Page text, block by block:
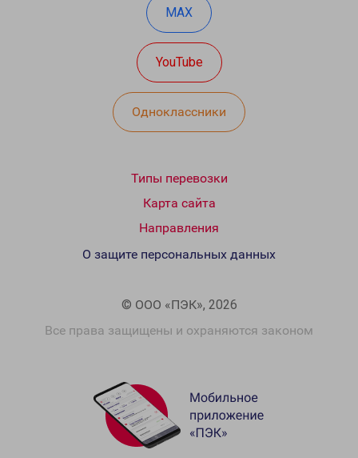
MAX
YouTube
Одноклассники
Типы перевозки
Карта сайта
Направления
© ООО «ПЭК», 2026
Все права защищены и охраняются законом
О защите персональных данных